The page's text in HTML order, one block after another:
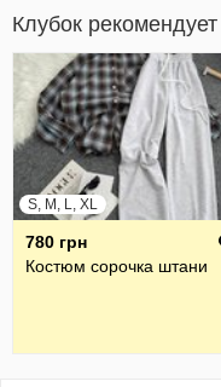
Клубок рекомендует
S, M, L, XL
780 грн
Костюм сорочка штани